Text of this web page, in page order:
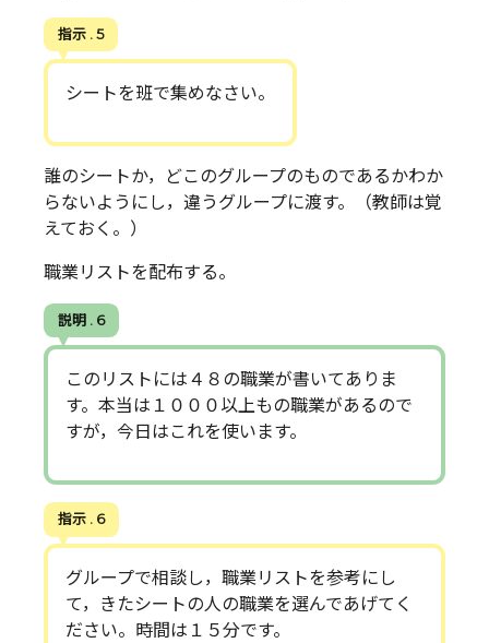
指示 . 5
シートを班で集めなさい。
誰のシートか，どこのグループのものであるかわか
らないようにし，違うグループに渡す。（教師は覚
えておく。）
職業リストを配布する。
説明 . 6
このリストには４８の職業が書いてありま
す。本当は１０００以上もの職業があるので
すが，今日はこれを使います。
指示 . 6
グループで相談し，職業リストを参考にし
て，きたシートの人の職業を選んであげてく
ださい。時間は１５分です。